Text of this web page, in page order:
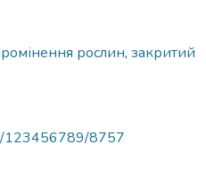
рослин, закритий
123456789/8757